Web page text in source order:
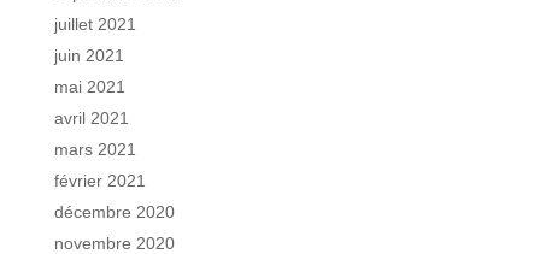
juillet 2021
juin 2021
mai 2021
avril 2021
mars 2021
février 2021
décembre 2020
novembre 2020